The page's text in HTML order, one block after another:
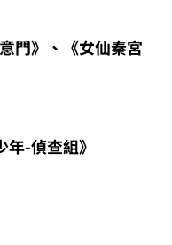
門》、《女仙秦宮
年-偵查組》